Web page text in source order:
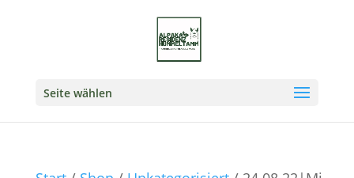
Seite wählen